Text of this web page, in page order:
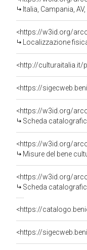
Italia, Campania,
<https://w3id.org/
Localizzazione
<http://culturaitalia.it/
<https://
<https://w3id.org/
Scheda
<https://w3id.org/
Misure del bene
<https://w3id.org/
Scheda
<https://
<https://